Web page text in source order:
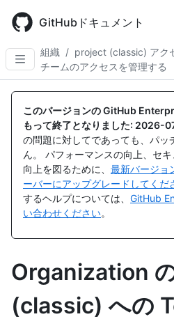
main
content
GitHubドキュメント
組織 / project (classic) アク
チームのアクセスを管理する
このバージョンの GitHub
もって終了となりました: 2026-
の問題に対してであっても、パッ
ん。 パフォーマンスの向上、セ
向上を図るために、 最新バージョ
ーバーにアップグレードしてくだ
するヘルプについては、 GitHub
い合わせください。
Organization
(classic) への